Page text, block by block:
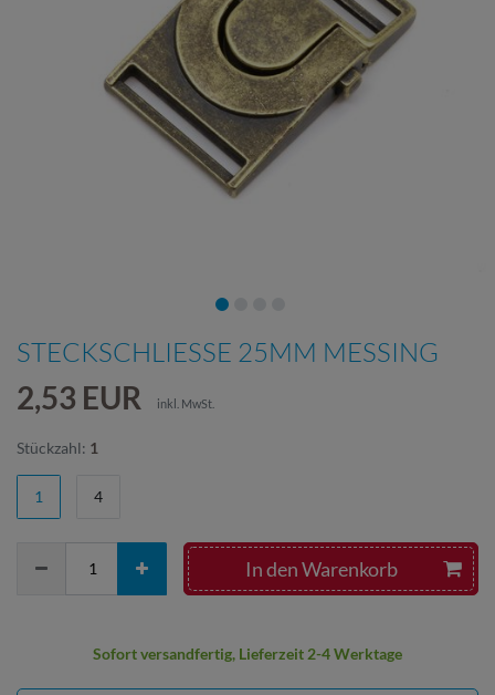
STECKSCHLIESSE 25MM MESSING
2,53 EUR inkl. MwSt.
Stückzahl: 1
1 4
In den Warenkorb
Sofort versandfertig, Lieferzeit 2-4 Werktage